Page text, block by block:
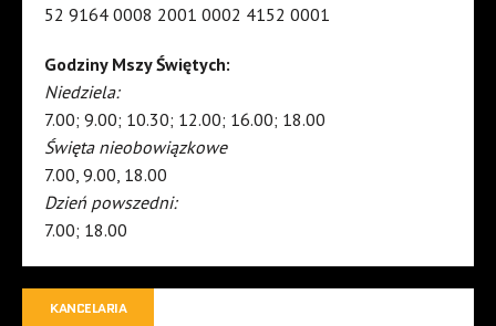
52 9164 0008 2001 0002 4152 0001
Godziny Mszy Świętych:
Niedziela:
7.00; 9.00; 10.30; 12.00; 16.00; 18.00
Święta nieobowiązkowe
7.00, 9.00, 18.00
Dzień powszedni:
7.00; 18.00
KANCELARIA